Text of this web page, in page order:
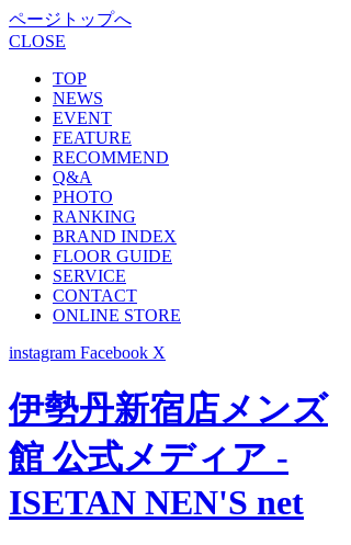
ページトップへ
CLOSE
TOP
NEWS
EVENT
FEATURE
RECOMMEND
Q&A
PHOTO
RANKING
BRAND INDEX
FLOOR GUIDE
SERVICE
CONTACT
ONLINE STORE
instagram Facebook X
伊勢丹新宿店メンズ
館 公式メディア -
ISETAN NEN'S net